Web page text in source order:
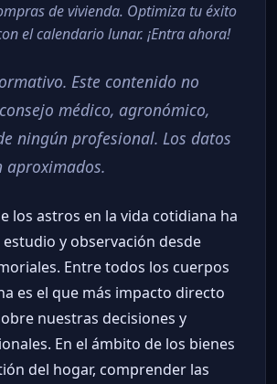
de vivienda. Optimiza tu éxito
el calendario lunar. ¡Entra ahora!
Este contenido no
médico, agronómico,
ningún profesional. Los datos
aproximados.
los astros en la vida cotidiana ha
y observación desde
Entre todos los cuerpos
es el que más impacto directo
nuestras decisiones y
En el ámbito de los bienes
del hogar, comprender las